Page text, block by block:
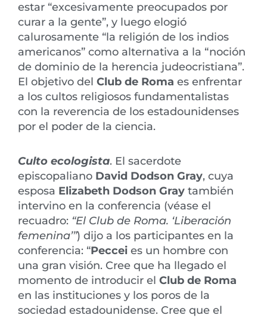
estar “excesivamente preocupados por
curar a la gente”, y luego elogió
calurosamente “la religión de los indios
americanos” como alternativa a la “noción
de dominio de la herencia judeocristiana”.
El objetivo del Club de Roma es enfrentar
a los cultos religiosos fundamentalistas
con la reverencia de los estadounidenses
por el poder de la ciencia.
Culto ecologista. El sacerdote
episcopaliano David Dodson Gray, cuya
esposa Elizabeth Dodson Gray también
intervino en la conferencia (véase el
recuadro: “El Club de Roma. ‘Liberación
femenina’”) dijo a los participantes en la
conferencia: “Peccei es un hombre con
una gran visión. Cree que ha llegado el
momento de introducir el Club de Roma
en las instituciones y los poros de la
sociedad estadounidense. Cree que el